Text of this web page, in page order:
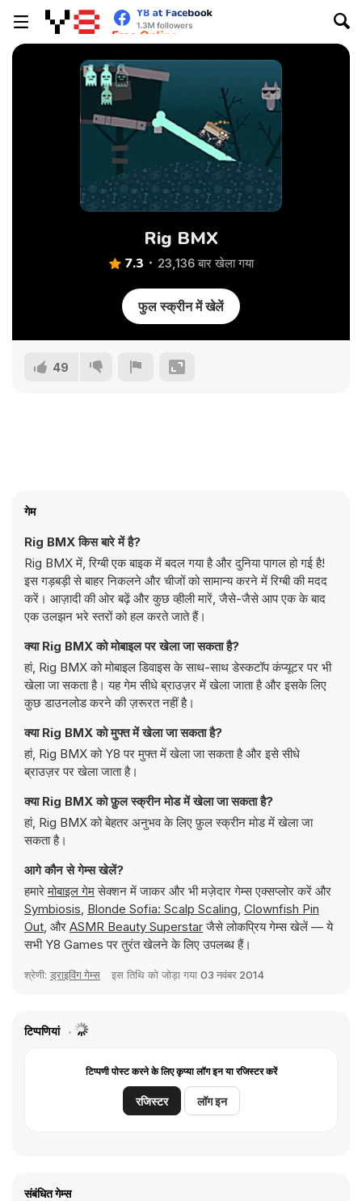
Rig BMX
7.3 23,136 बार खेला गया
फुल स्क्रीन में खेलें
49
गेम
Rig BMX किस बारे में है?
Rig BMX में, रिग्बी एक बाइक में बदल गया है और दुनिया पागल हो गई है!
इस गड़बड़ी से बाहर निकलने और चीजों को सामान्य करने में रिग्बी की मदद
करें। आज़ादी की ओर बढ़ें और कुछ व्हीली मारें, जैसे-जैसे आप एक के बाद
एक उलझन भरे स्तरों को हल करते जाते हैं।
क्या Rig BMX को मोबाइल पर खेला जा सकता है?
हां, Rig BMX को मोबाइल डिवाइस के साथ-साथ डेस्कटॉप कंप्यूटर पर भी
खेला जा सकता है। यह गेम सीधे ब्राउज़र में खेला जाता है और इसके लिए
कुछ डाउनलोड करने की ज़रूरत नहीं है।
क्या Rig BMX को मुफ्त में खेला जा सकता है?
हां, Rig BMX को Y8 पर मुफ्त में खेला जा सकता है और इसे सीधे
ब्राउज़र पर खेला जाता है।
क्या Rig BMX को फ़ुल स्क्रीन मोड में खेला जा सकता है?
हां, Rig BMX को बेहतर अनुभव के लिए फ़ुल स्क्रीन मोड में खेला जा
सकता है।
आगे कौन से गेम्स खेलें?
हमारेमोबाइल गेमसेक्शन में जाकर और भी मज़ेदार गेम्स एक्सप्लोर करें और
Symbiosis, Blonde Sofia: Scalp Scaling, Clownfish Pin
Out, और ASMR Beauty Superstarजैसे लोकप्रिय गेम्स खेलें — ये
सभी Y8 Games पर तुरंत खेलने के लिए उपलब्ध हैं।
श्रेणी: ड्राइविंग गेम्स इस तिथि को जोड़ा गया 03 नवंबर 2014
टिप्पणियां
टिप्पणी पोस्ट करने के लिए कृप्या लॉग इन या रजिस्टर करें
रजिस्टर लॉग इन
संबंधित गेम्स